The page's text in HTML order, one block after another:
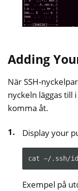
Adding
När SSH-
nyckeln läggas till
komma åt.
Display your
cat ~/.ssh/
Exempel på